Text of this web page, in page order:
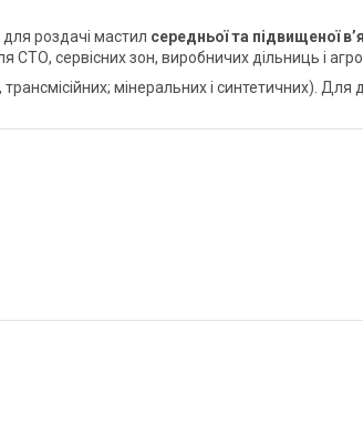
для роздачі мастил середньої та підвищеної
СТО, сервісних зон, виробничих дільниць і
трансмісійних; мінеральних і синтетичних).